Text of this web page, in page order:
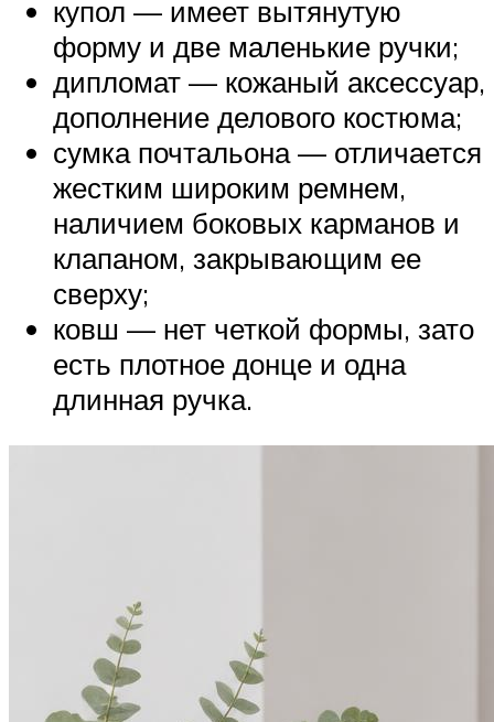
купол — имеет вытянутую
форму и две маленькие ручки;
дипломат — кожаный аксессуар,
дополнение делового костюма;
сумка почтальона — отличается
жестким широким ремнем,
наличием боковых карманов и
клапаном, закрывающим ее
сверху;
ковш — нет четкой формы, зато
есть плотное донце и одна
длинная ручка.